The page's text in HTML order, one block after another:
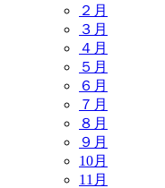
２月
３月
４月
５月
６月
７月
８月
９月
10月
11月